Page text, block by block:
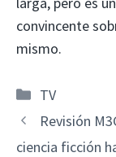
convincente
mismo.
Categorías
TV
Revisión
ciencia ficción